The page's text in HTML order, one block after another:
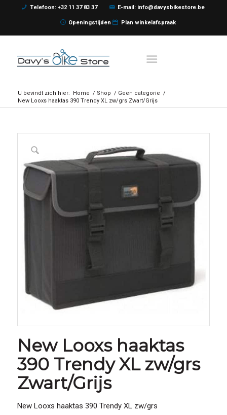
Telefoon: +32 11 37 83 37 E-mail: info@davysbikestore.be
Openingstijden Plan winkelafspraak
U bevindt zich hier: Home / Shop / Geen categorie /
New Looxs haaktas 390 Trendy XL zw/grs Zwart/Grijs
New Looxs haaktas
390 Trendy XL zw/grs
Zwart/Grijs
New Looxs haaktas 390 Trendy XL zw/grs